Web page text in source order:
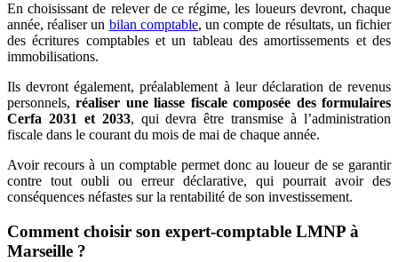
En choisissant de relever de ce régime, les loueurs devront, chaque
année, réaliser un bilan comptable, un compte de résultats, un fichier
des écritures comptables et un tableau des amortissements et des
immobilisations.
Ils devront également, préalablement à leur déclaration de revenus
personnels,réaliser une liasse fiscale composée des formulaires
Cerfa 2031 et 2033, qui devra être transmise à l’administration
fiscale dans le courant du mois de mai de chaque année.
Avoir recours à un comptable permet donc au loueur de se garantir
contre tout oubli ou erreur déclarative, qui pourrait avoir des
conséquences néfastes sur la rentabilité de son investissement.
Comment choisir son expert-comptable LMNP à
Marseille ?